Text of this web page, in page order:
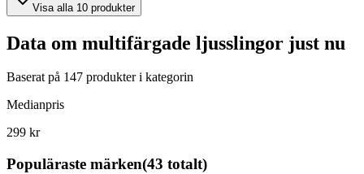
Visa alla 10 produkter
Data om multifärgade ljusslingor just nu
Baserat på 147 produkter i kategorin
Medianpris
299 kr
Populäraste märken(43 totalt)